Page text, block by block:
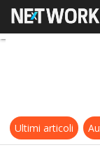
Ultimi articoli